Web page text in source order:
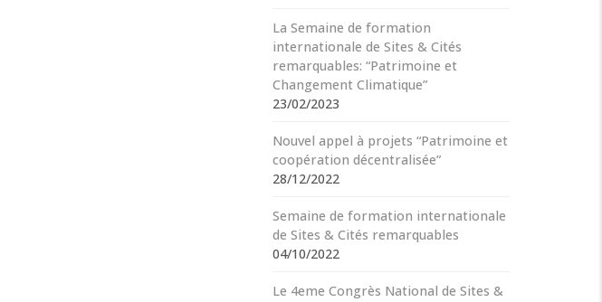
La Semaine de formation
internationale de Sites & Cités
remarquables: “Patrimoine et
Changement Climatique”
23/02/2023
Nouvel appel à projets “Patrimoine et
coopération décentralisée”
28/12/2022
Semaine de formation internationale
de Sites & Cités remarquables
04/10/2022
Le 4eme Congrès National de Sites &